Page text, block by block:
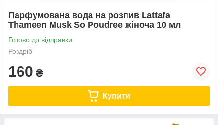
Парфумована вода на розпив Lattafa
Thameen Musk So Poudree жіноча 10 мл
Готово до відправки
Роздріб
160 ₴
Купити